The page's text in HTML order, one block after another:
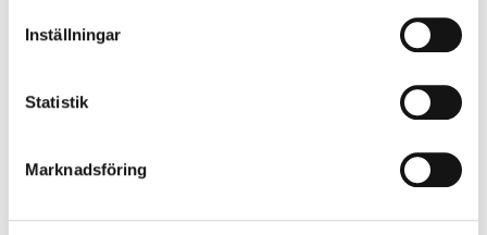
Inställningar
Statistik
Marknadsföring
Other customers also bought